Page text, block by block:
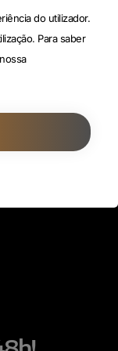
da
do utilizador.
Para saber